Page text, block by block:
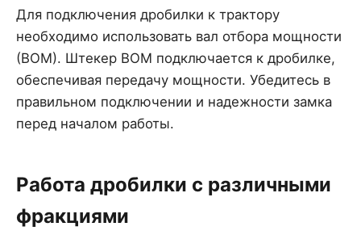
Для подключения дробилки к трактору
необходимо использовать вал отбора мощности
(ВОМ). Штекер ВОМ подключается к дробилке,
обеспечивая передачу мощности. Убедитесь в
правильном подключении и надежности замка
перед началом работы.
Работа дробилки с различными
фракциями